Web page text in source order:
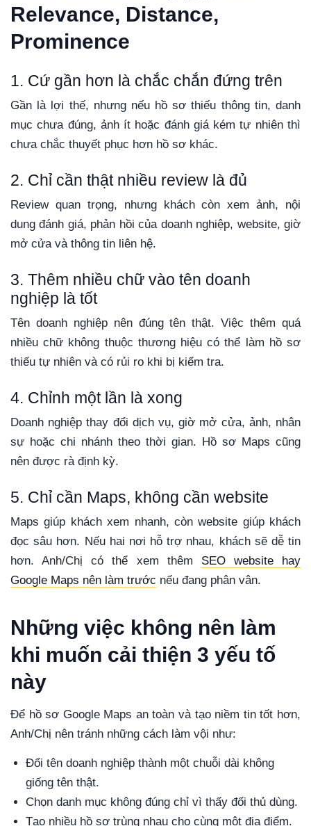
Relevance, Distance,
Prominence
1. Cứ gần hơn là chắc chắn đứng trên
Gần là lợi thế, nhưng nếu hồ sơ thiếu thông tin, danh
mục chưa đúng, ảnh ít hoặc đánh giá kém tự nhiên thì
chưa chắc thuyết phục hơn hồ sơ khác.
2. Chỉ cần thật nhiều review là đủ
Review quan trọng, nhưng khách còn xem ảnh, nội
dung đánh giá, phản hồi của doanh nghiệp, website, giờ
mở cửa và thông tin liên hệ.
3. Thêm nhiều chữ vào tên doanh
nghiệp là tốt
Tên doanh nghiệp nên đúng tên thật. Việc thêm quá
nhiều chữ không thuộc thương hiệu có thể làm hồ sơ
thiếu tự nhiên và có rủi ro khi bị kiểm tra.
4. Chỉnh một lần là xong
Doanh nghiệp thay đổi dịch vụ, giờ mở cửa, ảnh, nhân
sự hoặc chi nhánh theo thời gian. Hồ sơ Maps cũng
nên được rà định kỳ.
5. Chỉ cần Maps, không cần website
Maps giúp khách xem nhanh, còn website giúp khách
đọc sâu hơn. Nếu hai nơi hỗ trợ nhau, khách sẽ dễ tin
hơn. Anh/Chị có thể xem thêm SEO website hay
Google Maps nên làm trước nếu đang phân vân.
Những việc không nên làm
khi muốn cải thiện 3 yếu tố
này
Để hồ sơ Google Maps an toàn và tạo niềm tin tốt hơn,
Anh/Chị nên tránh những cách làm vội như:
Đổi tên doanh nghiệp thành một chuỗi dài không
giống tên thật.
Chọn danh mục không đúng chỉ vì thấy đối thủ dùng.
Tạo nhiều hồ sơ trùng nhau cho cùng một địa điểm.